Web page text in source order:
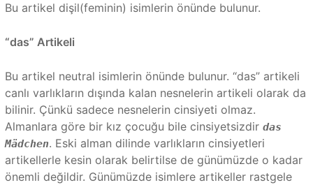
Bu artikel dişil(feminin) isimlerin önünde bulunur.
“das” Artikeli
Bu artikel neutral isimlerin önünde bulunur. “das” artikeli
canlı varlıkların dışında kalan nesnelerin artikeli olarak da
bilinir. Çünkü sadece nesnelerin cinsiyeti olmaz.
Almanlara göre bir kız çocuğu bile cinsiyetsizdir das
Mädchen. Eski alman dilinde varlıkların cinsiyetleri
artikellerle kesin olarak belirtilse de günümüzde o kadar
önemli değildir. Günümüzde isimlere artikeller rastgele